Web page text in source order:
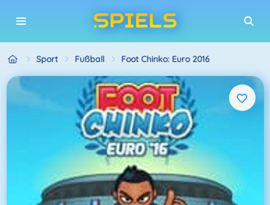
Sport Fußball Foot Chinko: Euro 2016